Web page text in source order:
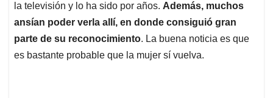
la televisión y lo ha sido por años. Además, muchos
ansían poder verla allí, en donde consiguió gran
parte de su reconocimiento. La buena noticia es que
es bastante probable que la mujer sí vuelva.